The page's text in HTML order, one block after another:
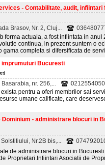
- Contabilitate, audit, infiintari
Brasov, Nr. 2, Cluj...
forma actuala, a fost infiintata in
continua, in prezent suntem o
gama completa si difersificata de
imprumuturi Bucuresti
Basarabia, nr. 256,...
exista pentru a oferi membrilor sai
umane calificate, care
Dominium - administrare blocuri in
Solstitiului, Nr.2B bis,...
de administrare blocuri in
Proprietari.Infiintari Asociatii de